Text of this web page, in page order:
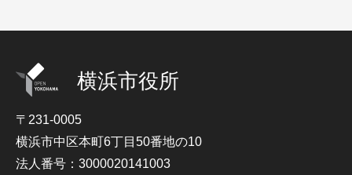
横浜市役所
〒231-0005
横浜市中区本町6丁目50番地の10
法人番号：3000020141003